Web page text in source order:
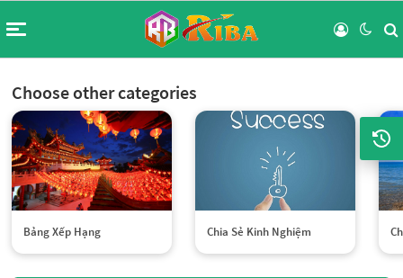
Choose other categories
Bảng Xếp Hạng Chia Sẻ Kinh Nghiệm